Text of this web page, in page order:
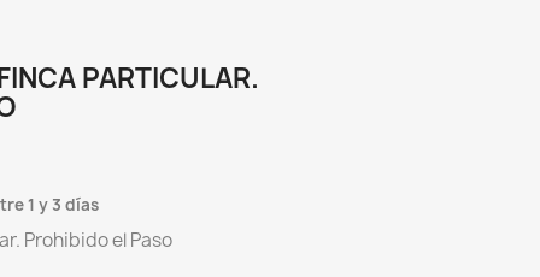
PARTICULAR.
1 y 3 días
Prohibido el Paso